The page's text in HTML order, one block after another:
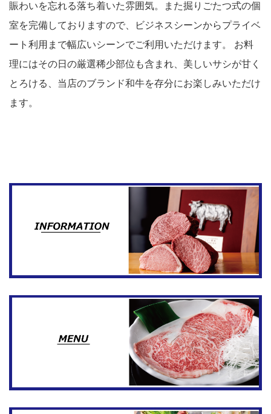
賑わいを忘れる落ち着いた雰囲気。また掘りごたつ式の個
室を完備しておりますので、ビジネスシーンからプライベ
ート利用まで幅広いシーンでご利用いただけます。 お料
理にはその日の厳選稀少部位も含まれ、美しいサシが甘く
とろける、当店のブランド和牛を存分にお楽しみいただけ
ます。